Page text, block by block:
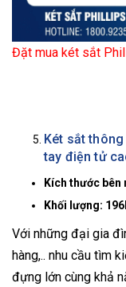
Đặt mua két sắt
Két sắt thông
tay điện tử
Kích thước bên
Khối lượng:
Với những đại gia
hàng,.. nhu cầu tìm
đựng lớn cùng khả